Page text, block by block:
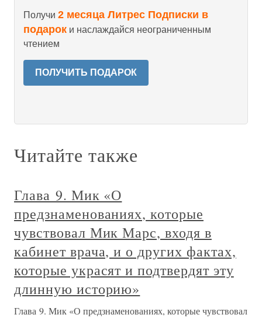
Получи 2 месяца Литрес Подписки в
подарок и наслаждайся неограниченным
чтением
ПОЛУЧИТЬ ПОДАРОК
Читайте также
Глава 9. Мик «О
предзнаменованиях, которые
чувствовал Мик Марс, входя в
кабинет врача, и о других фактах,
которые украсят и подтвердят эту
длинную историю»
Глава 9. Мик «О предзнаменованиях, которые чувствовал